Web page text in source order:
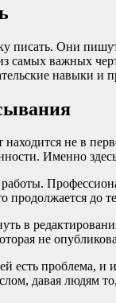
писать. Они
самых важных
навыки
не в
Именно
до
в
не
есть
давая людям